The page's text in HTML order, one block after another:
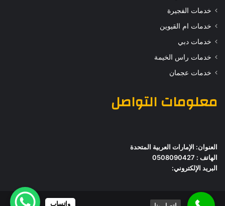
خدمات الفجيرة
خدمات ام القيوين
خدمات دبي
خدمات راس الخيمة
خدمات عجمان
معلومات التواصل
العنوان: الإمارات العربية المتحدة
الهاتف : 0508090427
البريد الإلكتروني:
واتساب